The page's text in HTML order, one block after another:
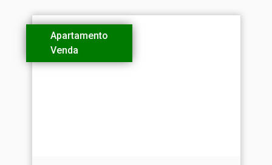
Apartamento
Venda